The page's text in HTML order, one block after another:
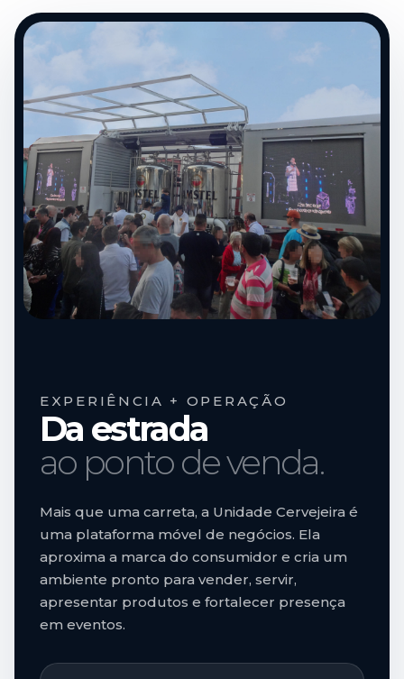
EXPERIÊNCIA + OPERAÇÃO
Da estrada
ao ponto de venda.
Mais que uma carreta, a Unidade Cervejeira é
uma plataforma móvel de negócios. Ela
aproxima a marca do consumidor e cria um
ambiente pronto para vender, servir,
apresentar produtos e fortalecer presença
em eventos.